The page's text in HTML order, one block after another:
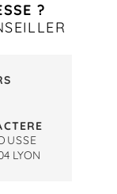
?
LYON